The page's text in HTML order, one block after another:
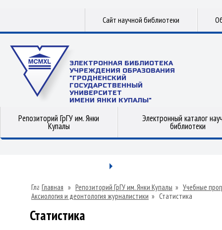
Сайт научной библиотеки
ЭЛЕКТРОННАЯ БИБЛИОТЕКА
УЧРЕЖДЕНИЯ ОБРАЗОВАНИЯ
"ГРОДНЕНСКИЙ
ГОСУДАРСТВЕННЫЙ
УНИВЕРСИТЕТ
ИМЕНИ ЯНКИ КУПАЛЫ"
Репозиторий ГрГУ им. Янки
Купалы
Электронный каталог
библиотеки
Главная » Репозиторий ГрГУ им. Янки Купалы » Учебные
Аксиология и деонтология журналистики » Статистика
Статистика